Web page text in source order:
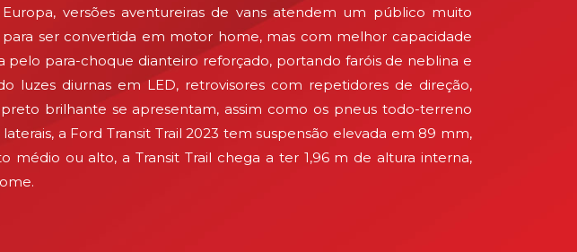
versões aventureiras de vans atendem um público muito
ser convertida em motor home, mas com melhor capacidade
pelo para-choque dianteiro reforçado, portando faróis de neblina e
luzes diurnas em LED, retrovisores com repetidores de direção,
brilhante se apresentam, assim como os pneus todo-terreno
a Ford Transit Trail 2023 tem suspensão elevada em 89 mm,
ou alto, a Transit Trail chega a ter 1,96 m de altura interna,